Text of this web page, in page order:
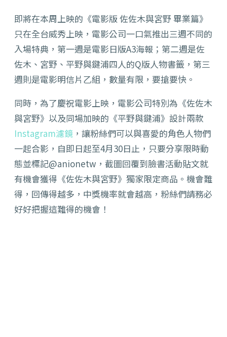
即將在本周上映的《電影版 佐佐木與宮野 畢業篇》
只在全台威秀上映，電影公司一口氣推出三週不同的
入場特典，第一週是電影日版A3海報；第二週是佐
佐木、宮野、平野與鍵浦四人的Q版人物書籤，第三
週則是電影明信片乙組，數量有限，要搶要快。
同時，為了慶祝電影上映，電影公司特別為《佐佐木
與宮野》以及同場加映的《平野與鍵浦》設計兩款
Instagram濾鏡 ，讓粉絲們可以與喜愛的角色人物們
一起合影，自即日起至4月30日止，只要分享限時動
態並標記@anionetw，截圖回覆到臉書活動貼文就
有機會獲得《佐佐木與宮野》獨家限定商品。機會難
得，回傳得越多，中獎機率就會越高，粉絲們請務必
好好把握這難得的機會！